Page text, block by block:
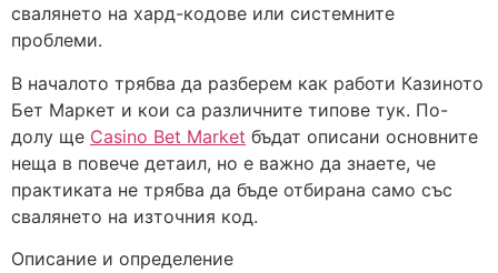
свалянето на хард-кодове или системните
проблеми.
В началото трябва да разберем как работи Казиното
Бет Маркет и кои са различните типове тук. По-
долу ще Casino Bet Market бъдат описани основните
неща в повече детаил, но е важно да знаете, че
практиката не трябва да бъде отбирана само със
свалянето на източния код.
Описание и определение